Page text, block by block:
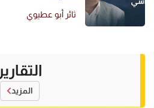
ثائر أبو عطيوي
التقارير
المزيد